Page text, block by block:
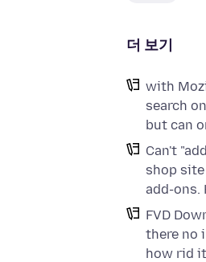
더 보기
with
search
but can
Can't
shop
add-ons.
FVD
there no
how rid